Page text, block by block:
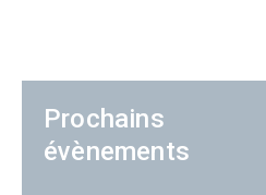
Prochains
évènements